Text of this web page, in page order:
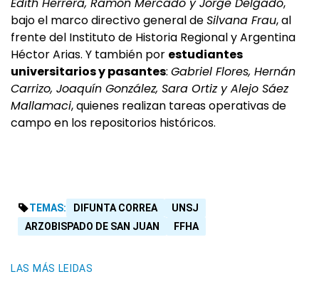
bajo el marco directivo general deSilvana Frau, al
frente del Instituto de Historia Regional y Argentina
Héctor Arias. Y también por estudiantes
universitarios y pasantes: Gabriel Flores, Hernán
Carrizo, Joaquín González, Sara Ortiz y Alejo Sáez
Mallamaci, quienes realizan tareas operativas de
campo en los repositorios históricos.
TEMAS: DIFUNTA CORREA
UNSJ
ARZOBISPADO DE SAN JUAN
FFHA
LAS MÁS LEIDAS